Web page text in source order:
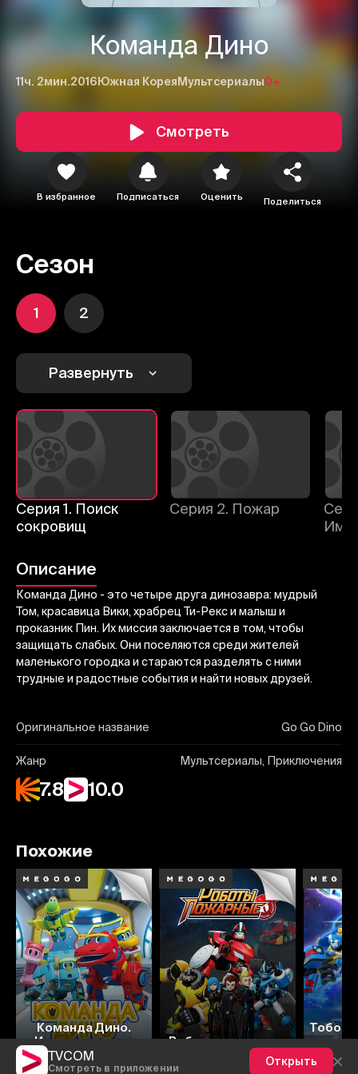
TVCOM
Смотреть в приложении
Открыть
Команда Дино
11ч. 2мин.2016 Южная Корея Мультсериалы0+
Смотреть
В избранное Подписаться Оценить Поделиться
Сезон
1 2
Развернуть
Серия 1. Поиск
сокровищ
Серия 2. Пожар
Описание
Команда Дино - это четыре друга динозавра: мудрый
Том, красавица Вики, храбрец Ти-Рекс и малыш и
проказник Пин. Их миссия заключается в том, чтобы
защищать слабых. Они поселяются среди жителей
маленького городка и стараются разделять с ними
трудные и радостные события и найти новых друзей.
Оригинальное название Go Go Dino
Жанр Мультсериалы, Приключения
7.8 10.0
1
Отправить
Похожие
Команда Дино.
Исследователи
7.8
Роботы-пожарные
8.4
Отменить